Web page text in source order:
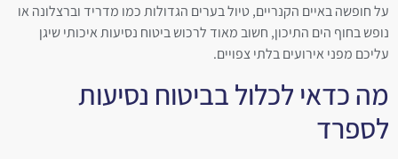
על חופשה באיים הקנריים, טיול בערים הגדולות כמו מדריד וברצלונה או
נופש בחוף הים התיכון, חשוב מאוד לרכוש ביטוח נסיעות איכותי שיגן
עליכם מפני אירועים בלתי צפויים.
מה כדאי לכלול בביטוח נסיעות
לספרד